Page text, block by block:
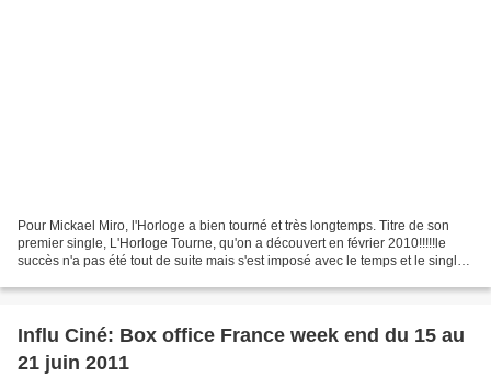
Pour Mickael Miro, l'Horloge a bien tourné et très longtemps. Titre de son
premier single, L'Horloge Tourne, qu'on a découvert en février 2010!!!!!le
succès n'a pas été tout de suite mais s'est imposé avec le temps et le single
Influ Ciné: Box office France week end du 15 au
21 juin 2011